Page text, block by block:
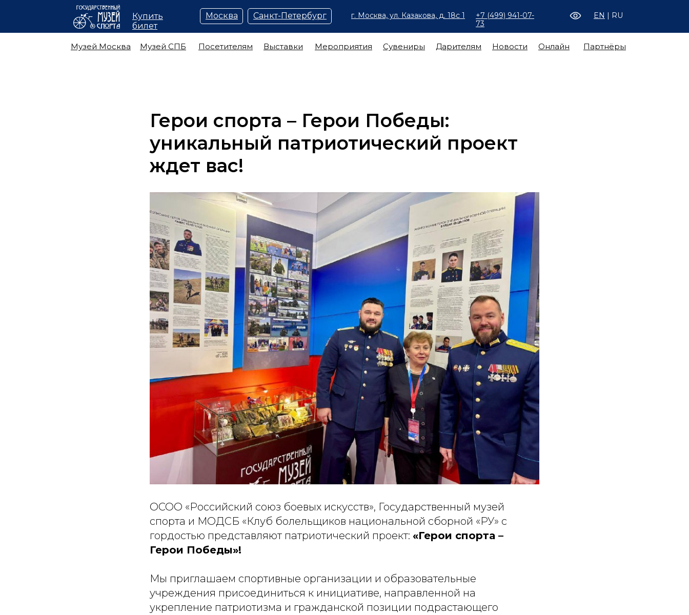
| RU
EN
+7 (499) 941-07-
73
г. Москва, ул. Казакова, д. 18с 1
Музей Москва Музей СПБ Посетителям Выставки Мероприятия Сувениры Новости
Дарителям Онлайн Партнёры
Санкт-Петербург
Москва
Купить
билет
Герои спорта – Герои Победы:
уникальный патриотический проект
ждет вас!
ОСОО «Российский союз боевых искусств», Государственный музей
спорта и МОДСБ «Клуб болельщиков национальной сборной «РУ» с
гордостью представляют патриотический проект: «Герои спорта –
Герои Победы»!
Мы приглашаем спортивные организации и образовательные
учреждения присоединиться к инициативе, направленной на
укрепление патриотизма и гражданской позиции подрастающего